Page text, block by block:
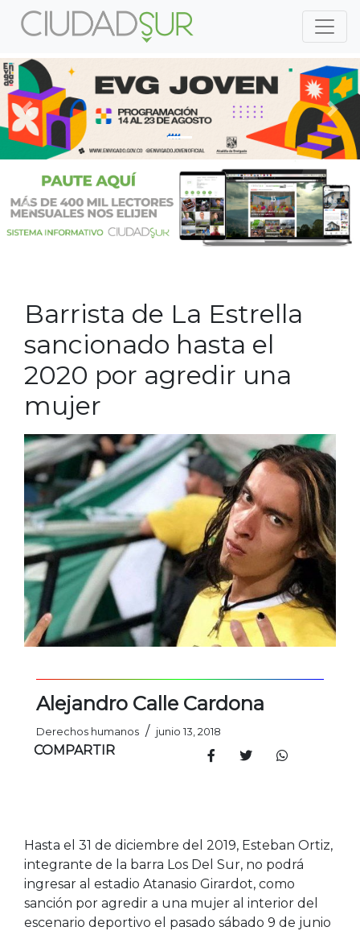
Previous
Previous
Barrista de La Estrella
sancionado hasta el
2020 por agredir una
mujer
Alejandro Calle Cardona
Derechos humanos / junio 13, 2018
COMPARTIR
Hasta el 31 de diciembre del 2019, Esteban Ortiz,
integrante de la barra Los Del Sur, no podrá
ingresar al estadio Atanasio Girardot, como
sanción por agredir a una mujer al interior del
escenario deportivo el pasado sábado 9 de junio